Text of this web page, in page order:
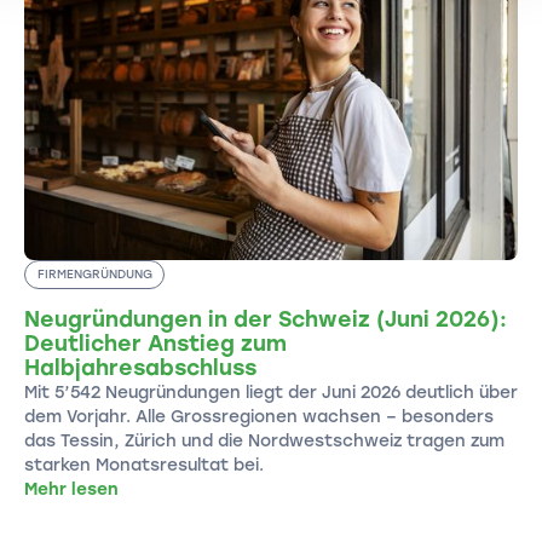
FIRMENGRÜNDUNG
Neugründungen in der Schweiz (Juni 2026):
Deutlicher Anstieg zum
Halbjahresabschluss
Mit 5’542 Neugründungen liegt der Juni 2026 deutlich über
dem Vorjahr. Alle Grossregionen wachsen – besonders
das Tessin, Zürich und die Nordwestschweiz tragen zum
starken Monatsresultat bei.
Mehr lesen